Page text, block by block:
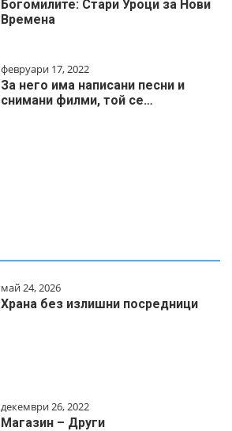
Богомилите: Стари Уроци за Нови
Времена
февруари 17, 2022
За него има написани песни и
снимани филми, той се…
май 24, 2026
Храна без излишни посредници
декември 26, 2022
Магазин – Други